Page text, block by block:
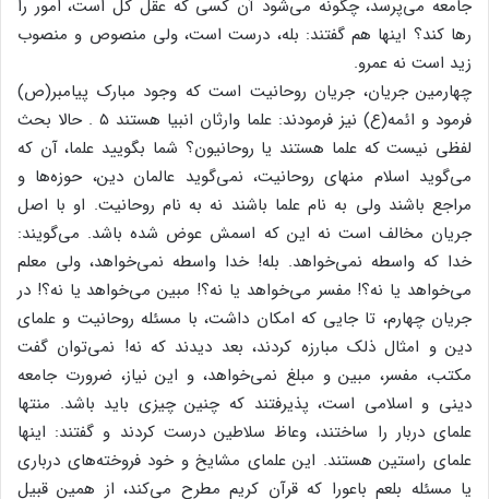
جامعه‌ می‌پرسد، چگونه‌ می‌شود آن‌ کسی‌ که‌ عقل‌ کل‌ است‌، امور را
رها کند؟ اینها هم‌ گفتند: بله‌، درست‌ است‌، ولی‌ منصوص‌ و منصوب‌
زید است‌ نه‌ عمرو.
چهارمین‌ جریان‌، جریان‌ روحانیت‌ است‌ که‌ وجود مبارک‌ پیامبر(ص‌)
فرمود و ائمه‌(ع‌) نیز فرمودند: علما وارثان‌ انبیا هستند ۵ . حالا بحث‌
لفظی‌ نیست‌ که‌ علما هستند یا روحانیون‌؟ شما بگویید علما، آن‌ که‌
می‌گوید اسلام‌ منهای‌ روحانیت‌، نمی‌گوید عالمان‌ دین‌، حوزه‌ها و
مراجع‌ باشند ولی‌ به‌ نام‌ علما باشند نه‌ به‌ نام‌ روحانیت‌. او با اصل‌
جریان‌ مخالف‌ است‌ نه‌ این‌ که‌ اسمش‌ عوض‌ شده‌ باشد. می‌گویند:
خدا که‌ واسطه‌ نمی‌خواهد. بله‌! خدا واسطه‌ نمی‌خواهد، ولی‌ معلم‌
می‌خواهد یا نه‌؟! مفسر می‌خواهد یا نه‌؟! مبین‌ می‌خواهد یا نه‌؟! در
جریان‌ چهارم‌، تا جایی‌ که‌ امکان‌ داشت‌، با مسئله‌ روحانیت‌ و علمای‌
دین‌ و امثال‌ ذلک‌ مبارزه‌ کردند، بعد دیدند که‌ نه‌! نمی‌توان‌ گفت‌
مکتب‌، مفسر، مبین‌ و مبلغ‌ نمی‌خواهد، و این‌ نیاز، ضرورت‌ جامعه‌
دینی‌ و اسلامی‌ است‌، پذیرفتند که‌ چنین‌ چیزی‌ باید باشد. منتها
علمای‌ دربار را ساختند، وعاظ‌ سلاطین‌ درست‌ کردند و گفتند: اینها
علمای‌ راستین‌ هستند. این‌ علمای‌ مشایخ‌ و خود فروخته‌های‌ درباری‌
یا مسئله‌ بلعم‌ باعورا که‌ قرآن‌ کریم‌ مطرح‌ می‌کند، از همین‌ قبیل‌